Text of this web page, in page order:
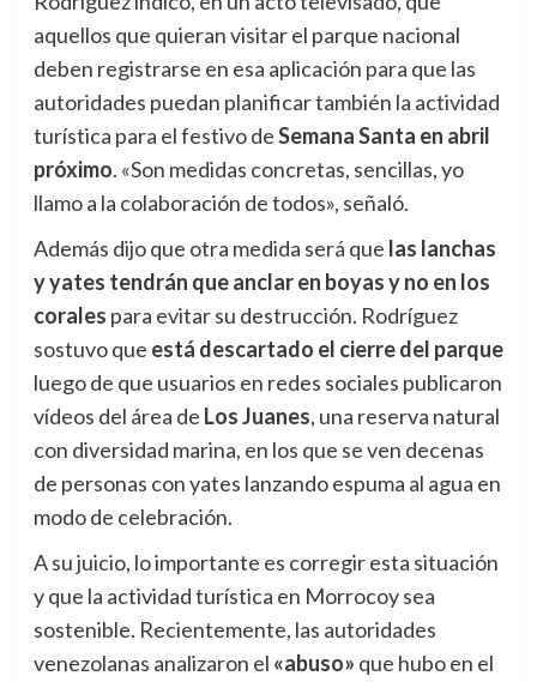
aquellos que quieran visitar el parque nacional
deben registrarse en esa aplicación para que las
autoridades puedan planificar también la actividad
turística para el festivo deSemana Santa en abril
próximo. «Son medidas concretas, sencillas, yo
llamo a la colaboración de todos», señaló.
Además dijo que otra medida será que las lanchas
y yates tendrán que anclar en boyas y no en los
corales para evitar su destrucción. Rodríguez
sostuvo que está descartado el cierre del parque
luego de que usuarios en redes sociales publicaron
vídeos del área de Los Juanes, una reserva natural
con diversidad marina, en los que se ven decenas
de personas con yates lanzando espuma al agua en
modo de celebración.
A su juicio, lo importante es corregir esta situación
y que la actividad turística en Morrocoy sea
sostenible. Recientemente, las autoridades
venezolanas analizaron el «abuso» que hubo en el